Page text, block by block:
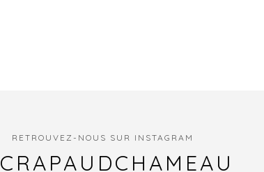
RETROUVEZ-NOUS SUR INSTAGRAM
CRAPAUDCHAMEAU